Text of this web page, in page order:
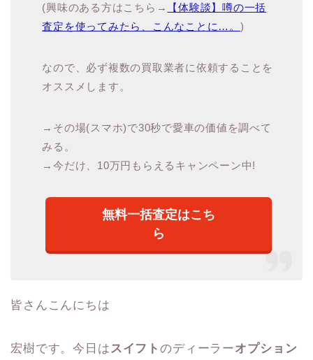
(興味のある方はこちら→
【体験談】噂の一括
査定を使ってみたら、こんなことに…。 )
なので、必ず複数の買取業者に依頼することを
オススメします。
→その場(スマホ)で30秒で愛車の価値を調べて
みる。
→今だけ、10万円もらえるキャンペーン中!
無料一括査定はこち
ら
皆さんこんにちは
宏樹です。今日は スイフトのディーラーオプション